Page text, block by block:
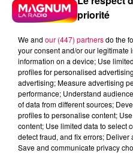
priorité
We and our (447) partnersdo the
your consent and/or our legitimate
information on a device; Use
profiles for personalised
advertising; Measure advertising
performance; Understand
of data from different sources;
profiles to personalise content;
content; Use limited data to select
detect fraud, and fix errors;
Save and communicate privacy